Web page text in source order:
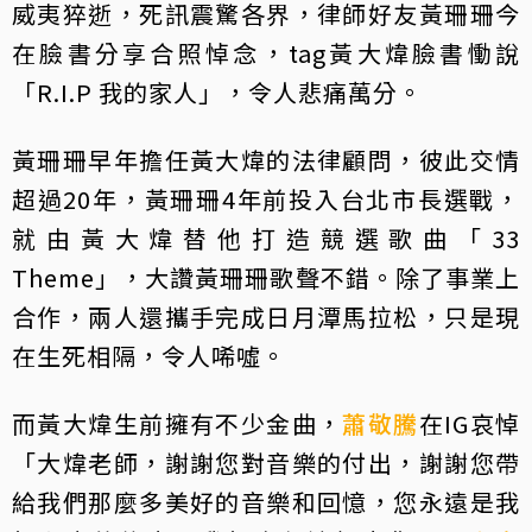
威夷猝逝，死訊震驚各界，律師好友黃珊珊今
在臉書分享合照悼念，tag黃大煒臉書慟說
「R.I.P 我的家人」，令人悲痛萬分。
黃珊珊早年擔任黃大煒的法律顧問，彼此交情
超過20年，黃珊珊4年前投入台北市長選戰，
就由黃大煒替他打造競選歌曲「33
Theme」，大讚黃珊珊歌聲不錯。除了事業上
合作，兩人還攜手完成日月潭馬拉松，只是現
在生死相隔，令人唏噓。
而黃大煒生前擁有不少金曲，蕭敬騰在IG哀悼
「大煒老師，謝謝您對音樂的付出，謝謝您帶
給我們那麼多美好的音樂和回憶，您永遠是我